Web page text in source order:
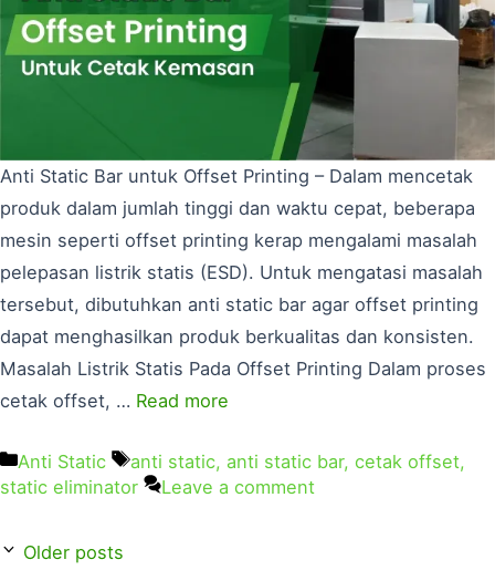
Anti Static Bar untuk Offset Printing – Dalam mencetak
produk dalam jumlah tinggi dan waktu cepat, beberapa
mesin seperti offset printing kerap mengalami masalah
pelepasan listrik statis (ESD). Untuk mengatasi masalah
tersebut, dibutuhkan anti static bar agar offset printing
dapat menghasilkan produk berkualitas dan konsisten.
Masalah Listrik Statis Pada Offset Printing Dalam proses
cetak offset, … Read more
Anti Static anti static, anti static bar, cetak offset,
static eliminator
Leave a comment
Older posts